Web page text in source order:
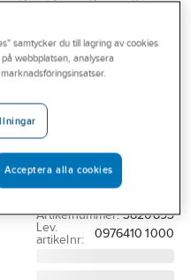
Helgängad
stång HGS A4
syrafast, DIN
976
HELGÄNGAD STÅNG
HGS A4 M10X1000
Artikelnummer: 3820893
Lev.
artikelnr:
0976410 1000
samtycker du till lagring av cookies
webbplatsen, analysera
Acceptera alla cookies